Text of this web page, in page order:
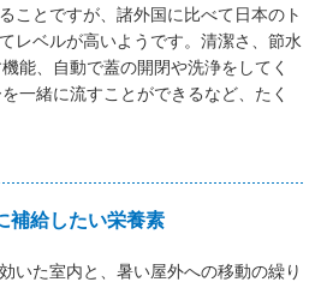
ことですが、諸外国に比べて日本のト
レベルが高いようです。清潔さ、節水
能、自動で蓋の開閉や洗浄をしてく
一緒に流すことができるなど、たく
補給したい栄養素
いた室内と、暑い屋外への移動の繰り